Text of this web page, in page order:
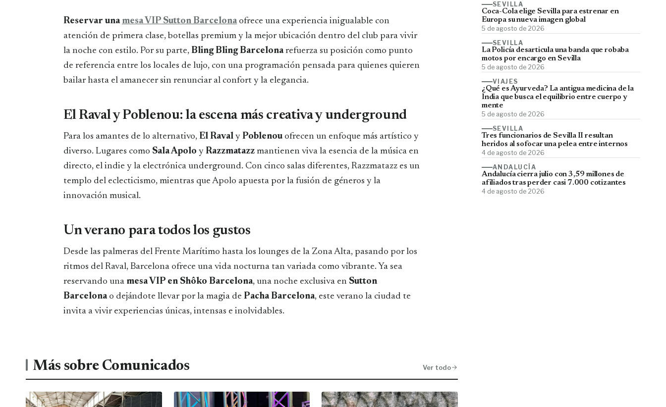
Reservar una mesa VIP Sutton Barcelonaofrece una experiencia inigualable con
atención de primera clase, botellas premium y la mejor ubicación dentro del club para vivir
la noche con estilo. Por su parte, Bling Bling Barcelonarefuerza su posición como punto
de referencia entre los locales de lujo, con una programación pensada para quienes quieren
bailar hasta el amanecer sin renunciar al confort y la elegancia.
El Raval y Poblenou: la escena más creativa y underground
Para los amantes de lo alternativo, El Raval y Poblenou ofrecen un enfoque más artístico y
diverso. Lugares como Sala Apolo y Razzmatazz mantienen viva la esencia de la música en
directo, el indie y la electrónica underground. Con cinco salas diferentes, Razzmatazz es un
templo del eclecticismo, mientras que Apolo apuesta por la fusión de géneros y la
innovación musical.
Un verano para todos los gustos
Desde las palmeras del Frente Marítimo hasta los lounges de la Zona Alta, pasando por los
ritmos del Raval, Barcelona ofrece una vida nocturna tan variada como vibrante. Ya sea
reservando una mesa VIP en Shôko Barcelona, una noche exclusiva en Sutton
Barcelonao dejándote llevar por la magia de Pacha Barcelona, este verano la ciudad te
invita a vivir experiencias únicas, intensas e inolvidables.
Más sobre Comunicados Ver todo
SEVILLA
Coca-Cola elige Sevilla para estrenar en
Europa su nueva imagen global
5 de agosto de 2026
SEVILLA
La Policía desarticula una banda que robaba
motos por encargo en Sevilla
5 de agosto de 2026
VIAJES
¿Qué es Ayurveda? La antigua medicina de la
India que busca el equilibrio entre cuerpo y
mente
5 de agosto de 2026
SEVILLA
Tres funcionarios de Sevilla II resultan
heridos al sofocar una pelea entre internos
4 de agosto de 2026
ANDALUCÍA
Andalucía cierra julio con 3,59 millones de
afiliados tras perder casi 7.000 cotizantes
4 de agosto de 2026